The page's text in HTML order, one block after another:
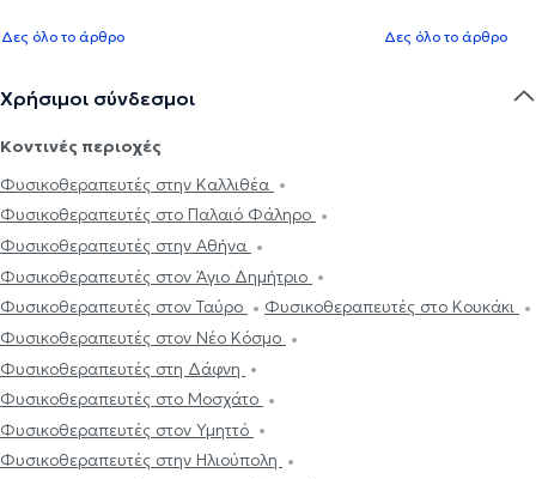
Δες όλο το άρθρο Δες όλο το άρθρο
Χρήσιμοι σύνδεσμοι
Κοντινές περιοχές
Φυσικοθεραπευτές στην Καλλιθέα
Φυσικοθεραπευτές στο Παλαιό Φάληρο
Φυσικοθεραπευτές στην Αθήνα
Φυσικοθεραπευτές στον Άγιο Δημήτριο
Φυσικοθεραπευτές στον Ταύρο
Φυσικοθεραπευτές στο Κουκάκι
Φυσικοθεραπευτές στον Νέο Κόσμο
Φυσικοθεραπευτές στη Δάφνη
Φυσικοθεραπευτές στο Μοσχάτο
Φυσικοθεραπευτές στον Υμηττό
Φυσικοθεραπευτές στην Ηλιούπολη